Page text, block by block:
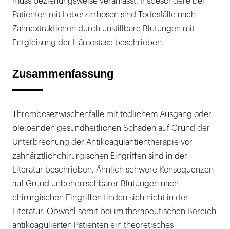
Patienten mit Leberzirrhosen sind Todesfälle nach
Zahnextraktionen durch unstillbare Blutungen mit
Entgleisung der Hämostase beschrieben.
Zusammenfassung
Thrombosezwischenfälle mit tödlichem Ausgang oder
bleibenden gesundheitlichen Schäden auf Grund der
Unterbrechung der Antikoagulantientherapie vor
zahnärztlichchirurgischen Eingriffen sind in der
Literatur beschrieben. Ähnlich schwere Konsequenzen
auf Grund unbeherrschbarer Blutungen nach
chirurgischen Eingriffen finden sich nicht in der
Literatur. Obwohl somit bei im therapeutischen Bereich
antikoagulierten Patienten ein theoretisches